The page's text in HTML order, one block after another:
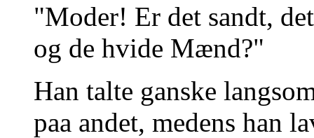
"Moder! Er det sandt,
og de hvide Mænd?"
Han talte ganske
paa andet, medens han